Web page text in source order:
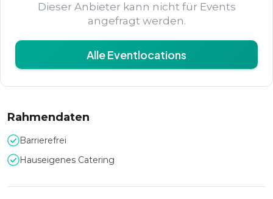
Dieser Anbieter kann nicht für Events
angefragt werden.
Alle Eventlocations
Rahmendaten
Barrierefrei
Hauseigenes Catering